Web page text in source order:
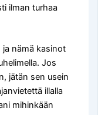
ilman turhaa
ja nämä kasinot
Jos
jätän sen usein
illalla
mihinkään